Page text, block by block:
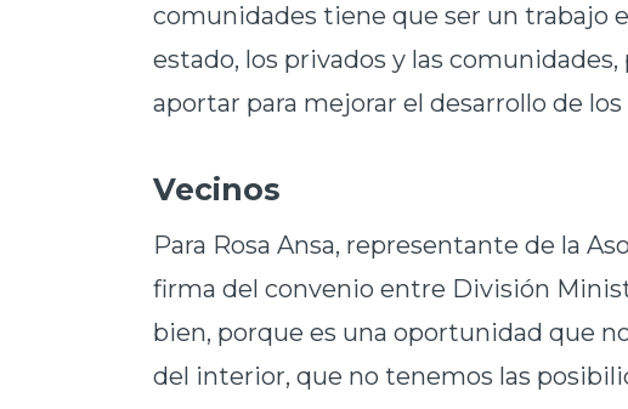
comunidades tiene que ser un trabajo
estado, los privados y las
aportar para mejorar el desarrollo de
Vecinos
Para Rosa Ansa, representante de la
firma del convenio entre División
bien, porque es una oportunidad que
del interior, que no tenemos las